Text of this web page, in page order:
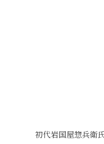
初代岩国屋惣兵衛